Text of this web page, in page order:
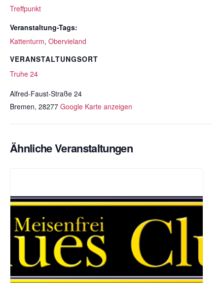
Treffpunkt
Veranstaltung-Tags:
Kattenturm, Obervieland
VERANSTALTUNGSORT
Truhe 24
Alfred-Faust-Straße 24
Bremen, 28277 Google Karte anzeigen
Ähnliche Veranstaltungen